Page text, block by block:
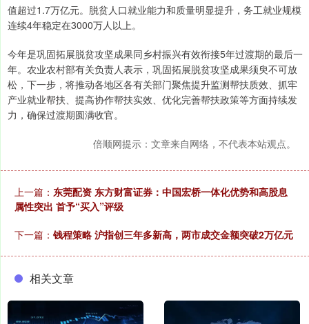
值超过1.7万亿元。脱贫人口就业能力和质量明显提升，务工就业规模
连续4年稳定在3000万人以上。
今年是巩固拓展脱贫攻坚成果同乡村振兴有效衔接5年过渡期的最后一
年。农业农村部有关负责人表示，巩固拓展脱贫攻坚成果须臾不可放
松，下一步，将推动各地区各有关部门聚焦提升监测帮扶质效、抓牢
产业就业帮扶、提高协作帮扶实效、优化完善帮扶政策等方面持续发
力，确保过渡期圆满收官。
倍顺网提示：文章来自网络，不代表本站观点。
上一篇： 东莞配资 东方财富证券：中国宏桥一体化优势和高股息
属性突出 首予“买入”评级
下一篇： 钱程策略 沪指创三年多新高，两市成交金额突破2万亿元
相关文章